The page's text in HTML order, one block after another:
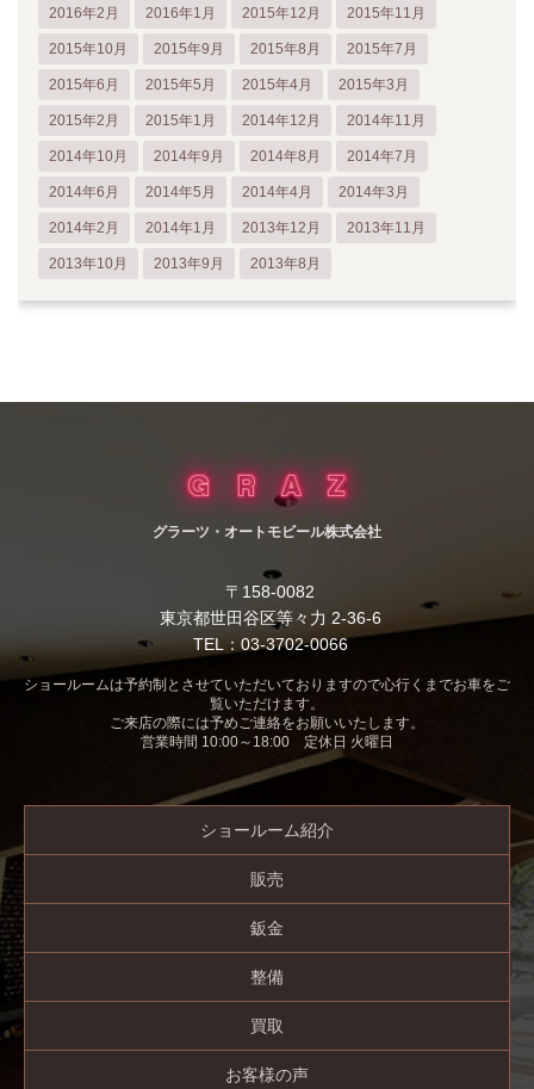
2016年2月 2016年1月 2015年12月 2015年11月
2015年10月 2015年9月 2015年8月 2015年7月
2015年6月 2015年5月 2015年4月 2015年3月
2015年2月 2015年1月 2014年12月 2014年11月
2014年10月 2014年9月 2014年8月 2014年7月
2014年6月 2014年5月 2014年4月 2014年3月
2014年2月 2014年1月 2013年12月 2013年11月
2013年10月 2013年9月 2013年8月
グラーツ・オートモビール株式会社
〒158-0082
東京都世田谷区等々力 2-36-6
TEL：03-3702-0066
ショールームは予約制とさせていただいておりますので心行くまでお車をご
覧いただけます。
ご来店の際には予めご連絡をお願いいたします。
営業時間 10:00～18:00 定休日 火曜日
ショールーム紹介
販売
鈑金
整備
買取
お客様の声